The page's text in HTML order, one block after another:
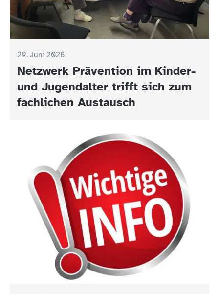
29. Juni 2026
Netzwerk Prävention im Kinder-
und Jugendalter trifft sich zum
fachlichen Austausch